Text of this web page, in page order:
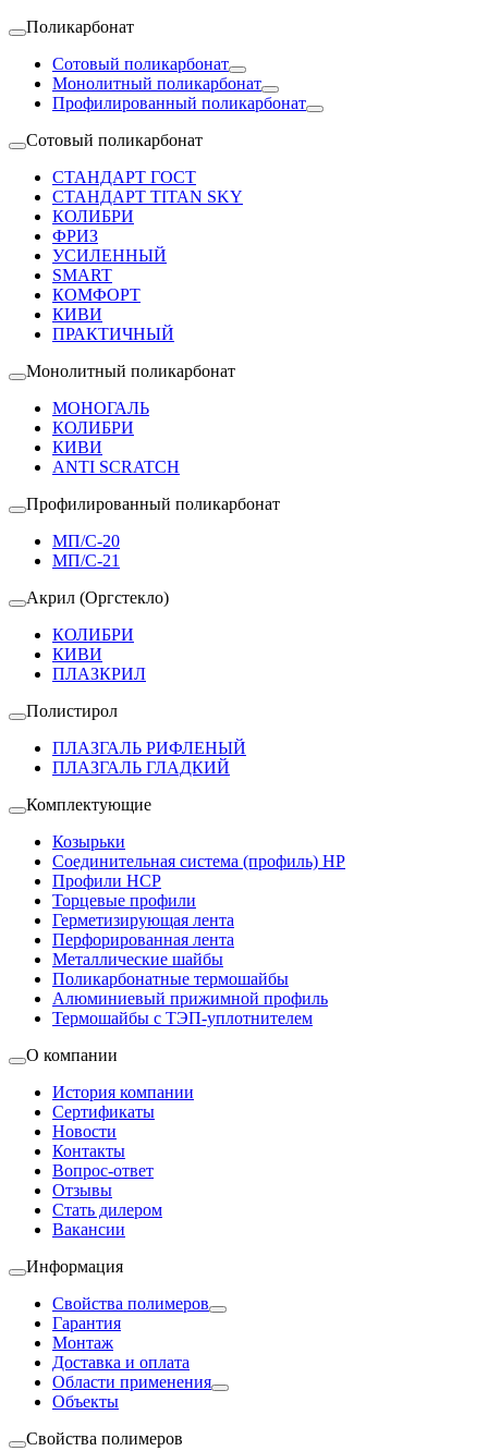
Поликарбонат
Сотовый поликарбонат
Монолитный поликарбонат
Профилированный поликарбонат
Сотовый поликарбонат
СТАНДАРТ ГОСТ
СТАНДАРТ TITAN SKY
КОЛИБРИ
ФРИЗ
УСИЛЕННЫЙ
SMART
КОМФОРТ
КИВИ
ПРАКТИЧНЫЙ
Монолитный поликарбонат
МОНОГАЛЬ
КОЛИБРИ
КИВИ
ANTI SCRATCH
Профилированный поликарбонат
МП/С-20
МП/С-21
Акрил (Оргстекло)
КОЛИБРИ
КИВИ
ПЛАЗКРИЛ
Полистирол
ПЛАЗГАЛЬ РИФЛЕНЫЙ
ПЛАЗГАЛЬ ГЛАДКИЙ
Комплектующие
Козырьки
Соединительная система (профиль) HP
Профили HCP
Торцевые профили
Герметизирующая лента
Перфорированная лента
Металлические шайбы
Поликарбонатные термошайбы
Алюминиевый прижимной профиль
Термошайбы с ТЭП-уплотнителем
О компании
История компании
Сертификаты
Новости
Контакты
Вопрос-ответ
Отзывы
Стать дилером
Вакансии
Информация
Свойства полимеров
Гарантия
Монтаж
Доставка и оплата
Области применения
Объекты
Свойства полимеров